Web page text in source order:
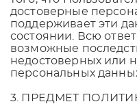
достоверные
поддерживает эти
состоянии. Всю
возможные
недостоверных или
персональных
3. ПРЕДМЕТ